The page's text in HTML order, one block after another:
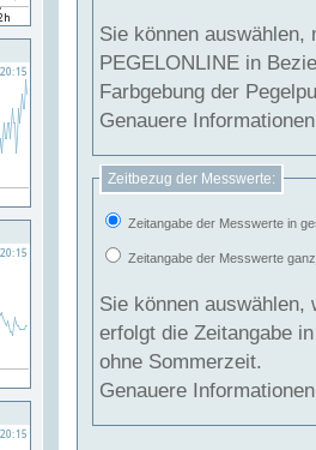
Sie können
PEGELONLINE in Beziehung
Farbgebung der
Genauere
Zeitbezug der Messwerte:
Zeitangabe der Messwerte in
Zeitangabe der Messwerte
Sie können auswählen,
erfolgt die Zeitangabe
ohne Sommerzeit.
Genauere